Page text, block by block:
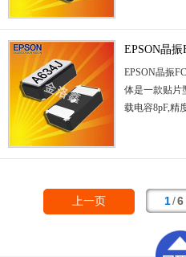
是无人不知,
体制作方面也
阔,所有的时
该系列产品具
别适用于有小
的中间领域的
EPSON晶振
音叉晶体
EPSON晶振
体是一款贴片
载电容8pF,精
料精心打磨而
能与精细度
上一页 1/6